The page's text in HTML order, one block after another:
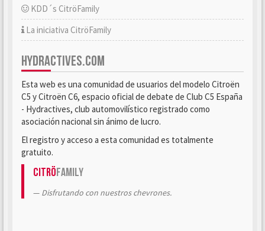
KDD´s CitröFamily
La iniciativa CitröFamily
HYDRACTIVES.COM
Esta web es una comunidad de usuarios del modelo Citroën
C5 y Citroën C6, espacio oficial de debate de Club C5 España
- Hydractives, club automovilístico registrado como
asociación nacional sin ánimo de lucro.
El registro y acceso a esta comunidad es totalmente
gratuito.
CitröFamily
Disfrutando con nuestros chevrones.